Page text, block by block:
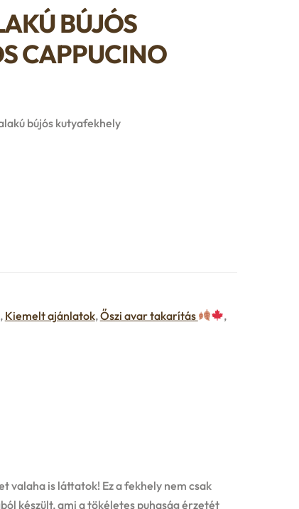
BÚJÓS
CAPPUCINO
bújós kutyafekhely
, Kiemelt ajánlatok,Őszi avar takarítás
,
valaha is láttatok! Ez a fekhely nem csak
készült, ami a tökéletes puhaság érzetét